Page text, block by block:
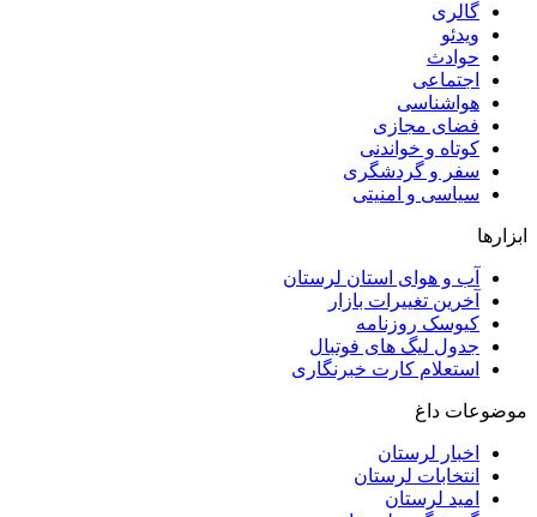
گالری
ویدئو
حوادث
اجتماعی
هواشناسی
فضای مجازی
کوتاه و خواندنی
سفر و گردشگری
سیاسی و امنیتی
ابزارها
آب و هوای استان لرستان
آخرین تغییرات بازار
کیوسک روزنامه
جدول لیگ های فوتبال
استعلام کارت خبرنگاری
موضوعات داغ
اخبار لرستان
انتخابات لرستان
امید لرستان